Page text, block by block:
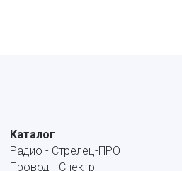
Каталог
Радио - Стрелец-ПРО
Провод - Спектр